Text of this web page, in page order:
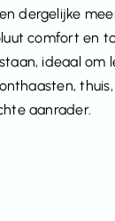
dergelijke
comfort en
ideaal om
aanrader.